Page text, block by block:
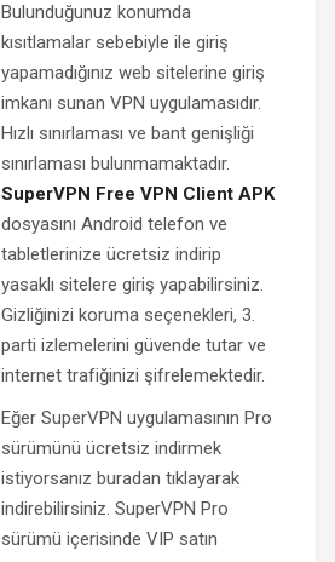
Bulunduğunuz konumda
kısıtlamalar sebebiyle ile giriş
yapamadığınız web sitelerine giriş
imkanı sunan VPN uygulamasıdır.
Hızlı sınırlaması ve bant genişliği
sınırlaması bulunmamaktadır.
SuperVPN Free VPN Client APK
dosyasını Android telefon ve
tabletlerinize ücretsiz indirip
yasaklı sitelere giriş yapabilirsiniz.
Gizliğinizi koruma seçenekleri, 3.
parti izlemelerini güvende tutar ve
internet trafiğinizi şifrelemektedir.
Eğer SuperVPN uygulamasının Pro
sürümünü ücretsiz indirmek
istiyorsanız buradan tıklayarak
indirebilirsiniz. SuperVPN Pro
sürümü içerisinde VIP satın